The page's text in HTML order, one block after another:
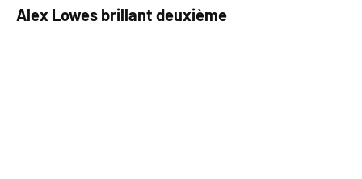
Alex Lowes brillant deuxième